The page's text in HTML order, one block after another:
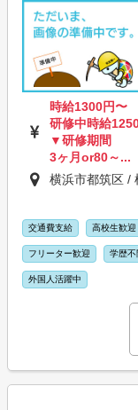
時給1300円〜
研修中時給
▼研修期間
3ヶ月or80～...
横浜市都筑区 /
交通費支給 高校生歓迎
フリーター歓迎 学歴不
外国人活躍中